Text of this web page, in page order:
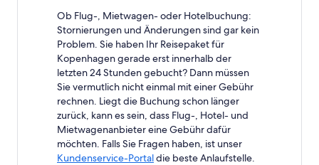
Ob Flug-, Mietwagen- oder Hotelbuchung:
Stornierungen und Änderungen sind gar kein
Problem. Sie haben Ihr Reisepaket für
Kopenhagen gerade erst innerhalb der
letzten 24 Stunden gebucht? Dann müssen
Sie vermutlich nicht einmal mit einer Gebühr
rechnen. Liegt die Buchung schon länger
zurück, kann es sein, dass Flug-, Hotel- und
Mietwagenanbieter eine Gebühr dafür
möchten. Falls Sie Fragen haben, ist unser
Kundenservice-Portaldie beste Anlaufstelle.